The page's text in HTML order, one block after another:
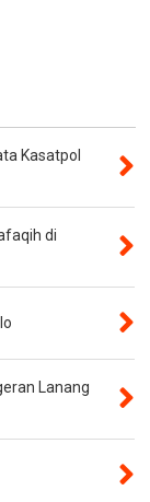
Kasatpol
di
Lanang